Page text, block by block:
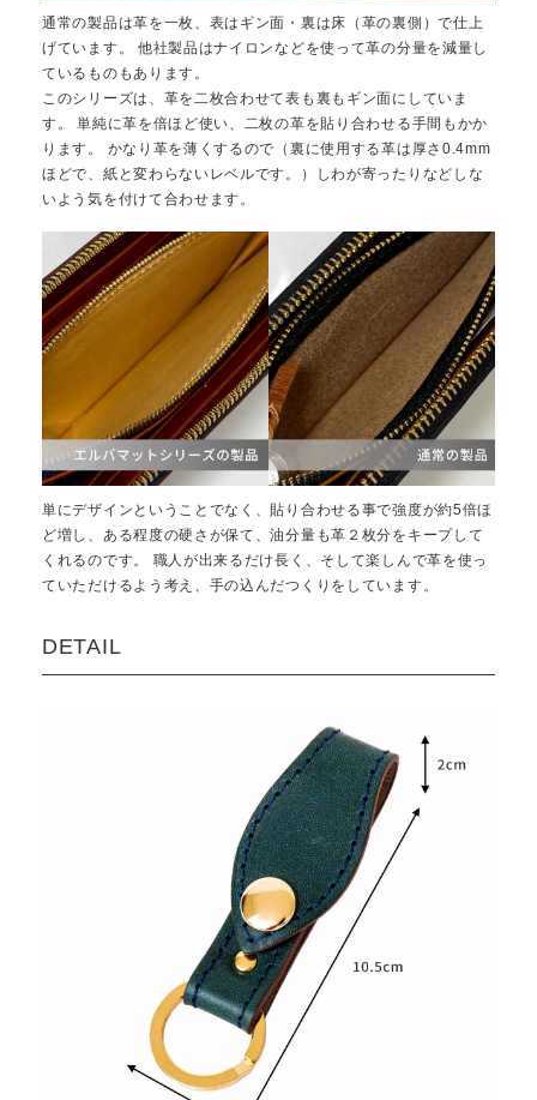
通常の製品は革を一枚、表はギン面・裏は床（革の裏側）で仕上
げています。 他社製品はナイロンなどを使って革の分量を減量し
ているものもあります。
このシリーズは、革を二枚合わせて表も裏もギン面にしていま
す。 単純に革を倍ほど使い、二枚の革を貼り合わせる手間もかか
ります。 かなり革を薄くするので（裏に使用する革は厚さ0.4mm
ほどで、紙と変わらないレベルです。）しわが寄ったりなどしな
いよう気を付けて合わせます。
単にデザインということでなく、貼り合わせる事で強度が約5倍ほ
ど増し、ある程度の硬さが保て、油分量も革２枚分をキープして
くれるのです。 職人が出来るだけ長く、そして楽しんで革を使っ
ていただけるよう考え、手の込んだつくりをしています。
DETAIL